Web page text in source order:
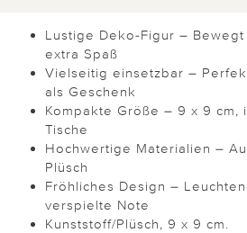
Lustige Deko-Figur –
extra Spaß
Vielseitig einsetzbar –
als Geschenk
Kompakte Größe – 9 x 9 cm,
Tische
Hochwertige Materialien –
Plüsch
Fröhliches Design –
verspielte Note
Kunststoff/Plüsch, 9 x 9 cm.